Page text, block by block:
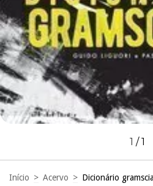
1 /1
Início > Acervo > Dicionário